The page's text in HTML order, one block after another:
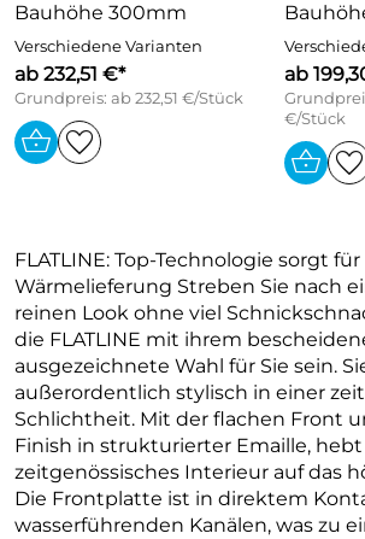
Bauhöhe 300mm
Verschiedene Varianten
ab 232,51 €*
Grundpreis: ab 232,51 €/Stück
ab
€/Stück
FLATLINE: Top-Technologie sorgt
Wärmelieferung Streben Sie nach
reinen Look ohne viel
die FLATLINE mit ihrem
ausgezeichnete Wahl für Sie sein.
außerordentlich stylisch in einer
Schlichtheit. Mit der flachen Front
Finish in strukturierter Emaille, hebt
zeitgenössisches Interieur auf das
Die Frontplatte ist in direktem
wasserführenden Kanälen, was zu